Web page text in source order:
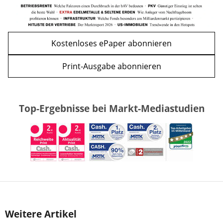
Kostenloses ePaper abonnieren
Print-Ausgabe abonnieren
Top-Ergebnisse bei Markt-Mediastudien
Weitere Artikel